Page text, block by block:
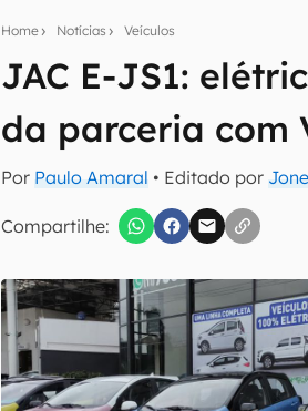
Home Notícias Veículos
JAC E-JS1:
da parceria com
Por Paulo Amaral • Editado por
Compartilhe:
Assine a newsletter do
Confirmo que li, aceito e